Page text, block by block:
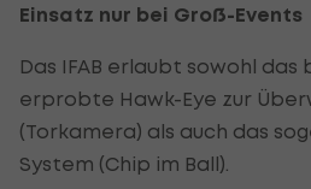
Einsatz nur bei Groß-Events
Das IFAB erlaubt sowohl
erprobte Hawk-Eye zur
(Torkamera) als auch das
System (Chip im Ball).